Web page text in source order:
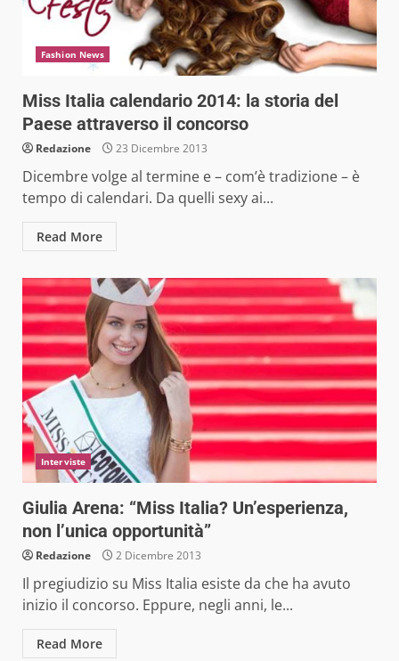
Fashion News
Miss Italia calendario 2014: la storia del
Paese attraverso il concorso
Redazione 23 Dicembre 2013
Dicembre volge al termine e – com’è tradizione – è
tempo di calendari. Da quelli sexy ai...
Read More
Interviste
Giulia Arena: “Miss Italia? Un’esperienza,
non l’unica opportunità”
Redazione 2 Dicembre 2013
Il pregiudizio su Miss Italia esiste da che ha avuto
inizio il concorso. Eppure, negli anni, le...
Read More